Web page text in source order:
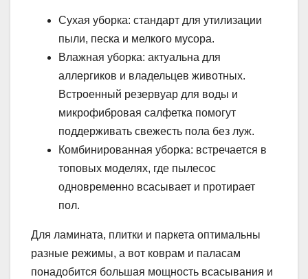
Сухая уборка: стандарт для утилизации
пыли, песка и мелкого мусора.
Влажная уборка: актуальна для
аллергиков и владельцев животных.
Встроенный резервуар для воды и
микрофибровая салфетка помогут
поддерживать свежесть пола без луж.
Комбинированная уборка: встречается в
топовых моделях, где пылесос
одновременно всасывает и протирает
пол.
Для ламината, плитки и паркета оптимальны
разные режимы, а вот коврам и паласам
понадобится большая мощность всасывания и